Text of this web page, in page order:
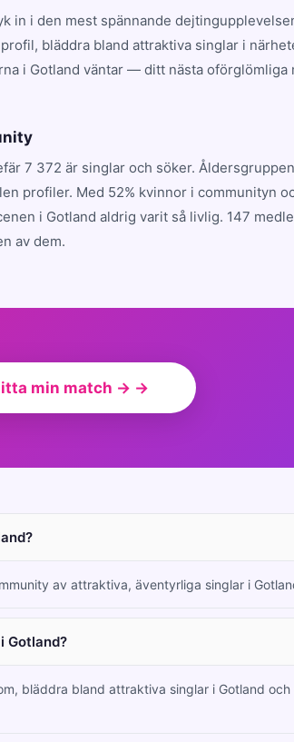
in i den mest spännande
bläddra bland attraktiva singlar i
i Gotland väntar — ditt nästa oförglömliga
7 372 är singlar och söker.
profiler. Med 52% kvinnor i communityn
i Gotland aldrig varit så livlig. 147
av dem.
min match → →
av attraktiva, äventyrliga singlar i
Gotland?
bläddra bland attraktiva singlar i Gotland